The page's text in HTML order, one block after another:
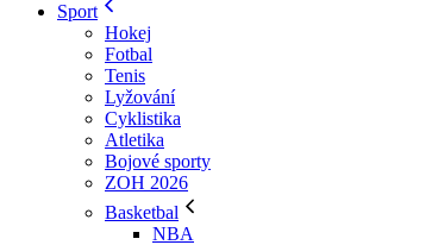
Sport
Hokej
Fotbal
Tenis
Lyžování
Cyklistika
Atletika
Bojové sporty
ZOH 2026
Basketbal
NBA